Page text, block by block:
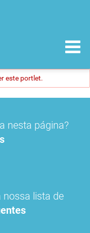
este portlet.
nesta página?
nossa lista de